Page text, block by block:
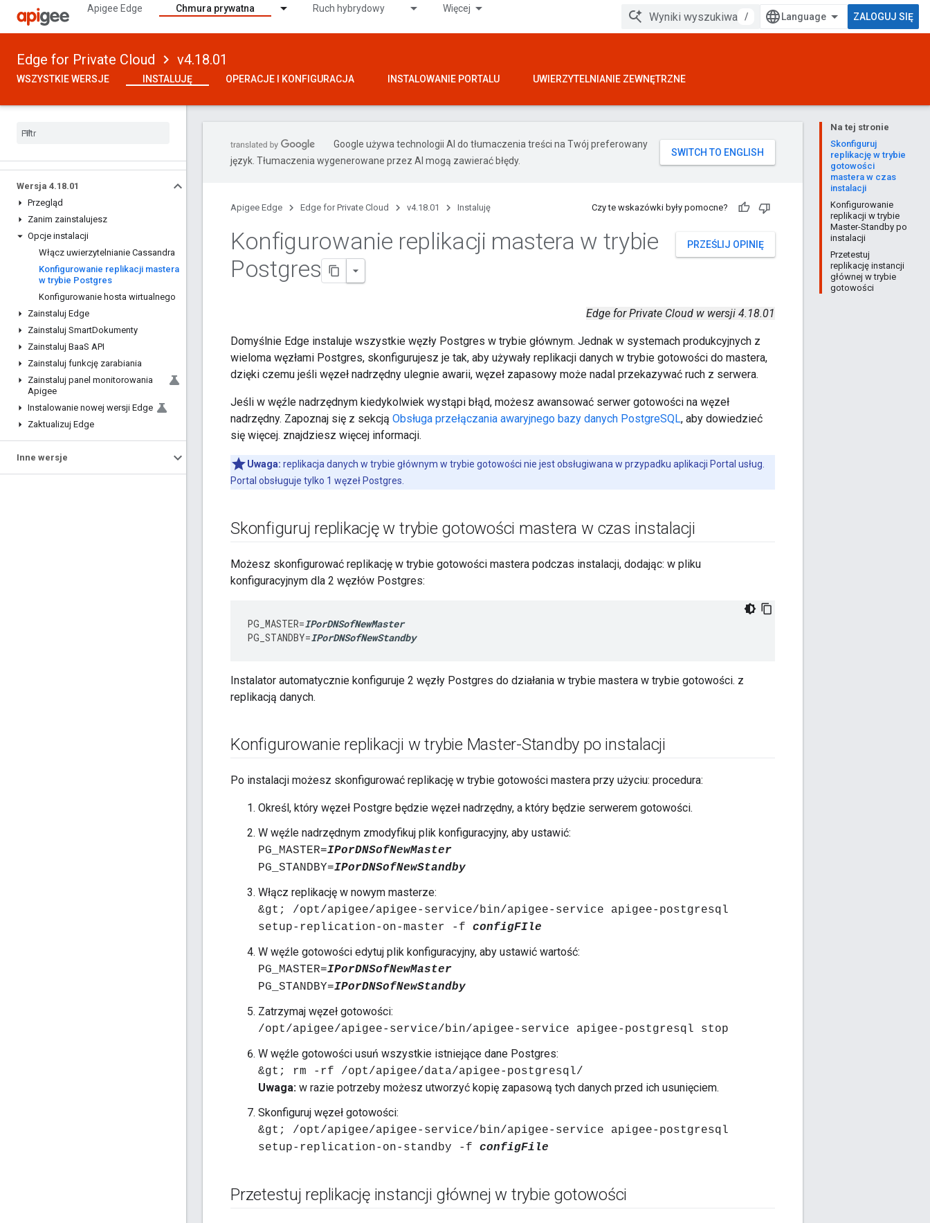
Apigee Edge Chmura prywatna Ruch hybrydowy Więcej
/ ZALOGUJ SIĘ
Edge for Private Cloud v4.18.01
WSZYSTKIE WERSJE INSTALUJĘ OPERACJE I KONFIGURACJA INSTALOWANIE PORTALU UWIERZYTELNIANIE ZEWNĘTRZNE
Wersja 4.18.01
Przegląd
Zanim zainstalujesz
Opcje instalacji
Włącz uwierzytelnianie Cassandra
Konfigurowanie replikacji mastera
w trybie Postgres
Konfigurowanie hosta wirtualnego
Zainstaluj Edge
Zainstaluj SmartDokumenty
Zainstaluj BaaS API
Zainstaluj funkcję zarabiania
Zainstaluj panel monitorowania
Apigee
Instalowanie nowej wersji Edge
Zaktualizuj Edge
Inne wersje
Na tej stronie
Skonfiguruj
replikację w trybie
gotowości
mastera w czas
instalacji
Konfigurowanie
replikacji w trybie
Master-Standby po
instalacji
Przetestuj
replikację instancji
głównej w trybie
gotowości
Google używa technologii AI do tłumaczenia treści na Twój preferowany
język. Tłumaczenia wygenerowane przez AI mogą zawierać błędy.
Apigee Edge Edge for Private Cloud v4.18.01 Instaluję Czy te wskazówki były pomocne?
PRZEŚLIJ OPINIĘ
Konfigurowanie replikacji mastera w trybie
Postgres
Edge for Private Cloud w wersji 4.18.01
Domyślnie Edge instaluje wszystkie węzły Postgres w trybie głównym. Jednak w systemach produkcyjnych z
wieloma węzłami Postgres, skonfigurujesz je tak, aby używały replikacji danych w trybie gotowości do mastera,
dzięki czemu jeśli węzeł nadrzędny ulegnie awarii, węzeł zapasowy może nadal przekazywać ruch z serwera.
Jeśli w węźle nadrzędnym kiedykolwiek wystąpi błąd, możesz awansować serwer gotowości na węzeł
nadrzędny. Zapoznaj się z sekcją Obsługa przełączania awaryjnego bazy danych PostgreSQL, aby dowiedzieć
się więcej. znajdziesz więcej informacji.
Uwaga: replikacja danych w trybie głównym w trybie gotowości nie jest obsługiwana w przypadku aplikacji Portal usług.
Portal obsługuje tylko 1 węzeł Postgres.
Skonfiguruj replikację w trybie gotowości mastera w czas instalacji
Możesz skonfigurować replikację w trybie gotowości mastera podczas instalacji, dodając: w pliku
konfiguracyjnym dla 2 węzłów Postgres:
PG_MASTER=IPorDNSofNewMaster
PG_STANDBY=IPorDNSofNewStandby
Instalator automatycznie konfiguruje 2 węzły Postgres do działania w trybie mastera w trybie gotowości. z
replikacją danych.
Konfigurowanie replikacji w trybie Master-Standby po instalacji
Po instalacji możesz skonfigurować replikację w trybie gotowości mastera przy użyciu: procedura:
Określ, który węzeł Postgre będzie węzeł nadrzędny, a który będzie serwerem gotowości.
W węźle nadrzędnym zmodyfikuj plik konfiguracyjny, aby ustawić:
PG_MASTER=IPorDNSofNewMaster
PG_STANDBY=IPorDNSofNewStandby
Włącz replikację w nowym masterze:
&gt; /opt/apigee/apigee-service/bin/apigee-service apigee-postgresql
setup-replication-on-master -f configFIle
W węźle gotowości edytuj plik konfiguracyjny, aby ustawić wartość:
PG_MASTER=IPorDNSofNewMaster
PG_STANDBY=IPorDNSofNewStandby
Zatrzymaj węzeł gotowości:
/opt/apigee/apigee-service/bin/apigee-service apigee-postgresql stop
W węźle gotowości usuń wszystkie istniejące dane Postgres:
&gt; rm -rf /opt/apigee/data/apigee-postgresql/
Uwaga: w razie potrzeby możesz utworzyć kopię zapasową tych danych przed ich usunięciem.
Skonfiguruj węzeł gotowości:
&gt; /opt/apigee/apigee-service/bin/apigee-service apigee-postgresql
setup-replication-on-standby -f configFile
Przetestuj replikację instancji głównej w trybie gotowości